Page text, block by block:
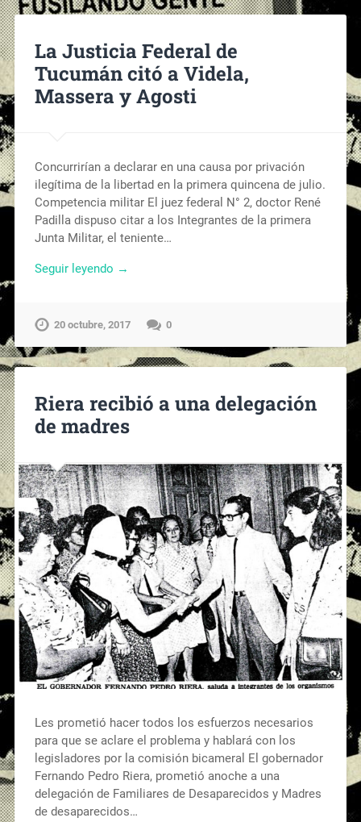
La Justicia Federal de
Tucumán citó a Videla,
Massera y Agosti
Concurrirían a declarar en una causa por privación
ilegítima de la libertad en la primera quincena de julio.
Competencia militar El juez federal N° 2, doctor René
Padilla dispuso citar a los Integrantes de la primera
Junta Militar, el teniente…
Seguir leyendo →
20 octubre, 2017 0
Riera recibió a una delegación
de madres
Les prometió hacer todos los esfuerzos necesarios
para que se aclare el problema y hablará con los
legisladores por la comisión bicameral El gobernador
Fernando Pedro Riera, prometió anoche a una
delegación de Familiares de Desaparecidos y Madres
de desaparecidos…